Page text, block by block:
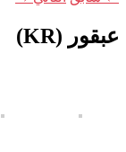
عبقور (KR)